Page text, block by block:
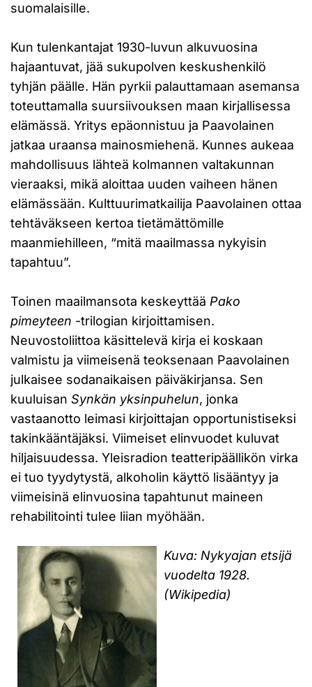
suomalaisille.
Kun tulenkantajat 1930-luvun alkuvuosina
hajaantuvat, jää sukupolven keskushenkilö
tyhjän päälle. Hän pyrkii palauttamaan asemansa
toteuttamalla suursiivouksen maan kirjallisessa
elämässä. Yritys epäonnistuu ja Paavolainen
jatkaa uraansa mainosmiehenä. Kunnes aukeaa
mahdollisuus lähteä kolmannen valtakunnan
vieraaksi, mikä aloittaa uuden vaiheen hänen
elämässään. Kulttuurimatkailija Paavolainen ottaa
tehtäväkseen kertoa tietämättömille
maanmiehilleen, “mitä maailmassa nykyisin
tapahtuu”.
Toinen maailmansota keskeyttää Pako
pimeyteen -trilogian kirjoittamisen.
Neuvostoliittoa käsittelevä kirja ei koskaan
valmistu ja viimeisenä teoksenaan Paavolainen
julkaisee sodanaikaisen päiväkirjansa. Sen
kuuluisan Synkän yksinpuhelun, jonka
vastaanotto leimasi kirjoittajan opportunistiseksi
takinkääntäjäksi. Viimeiset elinvuodet kuluvat
hiljaisuudessa. Yleisradion teatteripäällikön virka
ei tuo tyydytystä, alkoholin käyttö lisääntyy ja
viimeisinä elinvuosina tapahtunut maineen
rehabilitointi tulee liian myöhään.
Kuva: Nykyajan etsijä
vuodelta 1928.
(Wikipedia)